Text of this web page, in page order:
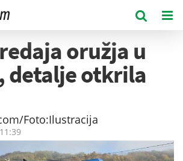
oružja u
detalje otkrila
Foto:Ilustracija
11:39